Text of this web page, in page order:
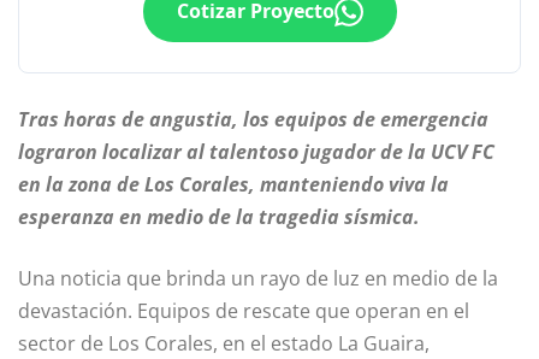
Cotizar Proyecto
Tras horas de angustia, los equipos de emergencia
lograron localizar al talentoso jugador de la UCV FC
en la zona de Los Corales, manteniendo viva la
esperanza en medio de la tragedia sísmica.
Una noticia que brinda un rayo de luz en medio de la
devastación. Equipos de rescate que operan en el
sector de Los Corales, en el estado La Guaira,